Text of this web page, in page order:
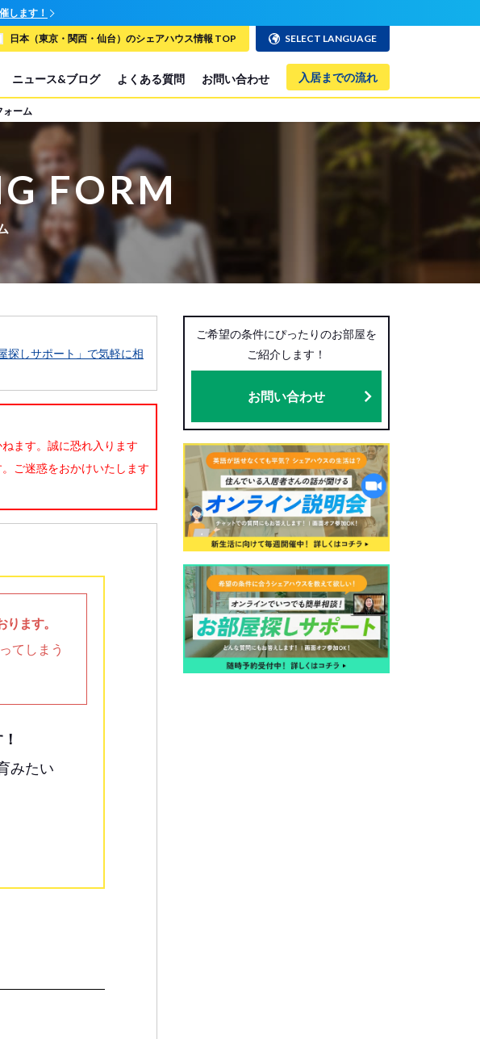
します！
ニュース&ブログ よくある質問 お問い合わせ 入居までの流れ
日本（東京・関西・仙台）のシェアハウス情報 TOP SELECT LANGUAGE
ォーム
FORM
探しサポート」で気軽に相
ます。誠に恐れ入ります
ご迷惑をおかけいたします
ます。
てしまう
みたい
ご希望の条件にぴったりのお部屋を
ご紹介します！
お問い合わせ